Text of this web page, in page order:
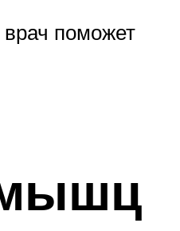
поможет